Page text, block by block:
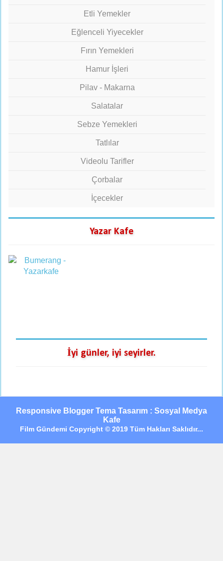
Etli Yemekler
Eğlenceli Yiyecekler
Fırın Yemekleri
Hamur İşleri
Pilav - Makarna
Salatalar
Sebze Yemekleri
Tatlılar
Videolu Tarifler
Çorbalar
İçecekler
Yazar Kafe
İyi günler, iyi seyirler.
Responsive Blogger Tema Tasarım : Sosyal Medya
Kafe
Film Gündemi Copyright © 2019 Tüm Hakları Saklıdır...